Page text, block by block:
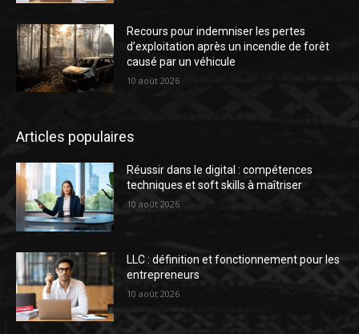
Recours pour indemniser les pertes
d’exploitation après un incendie de forêt
causé par un véhicule
10 août 2026
Articles populaires
Réussir dans le digital : compétences
techniques et soft skills à maîtriser
10 août 2026
LLC : définition et fonctionnement pour les
entrepreneurs
10 août 2026